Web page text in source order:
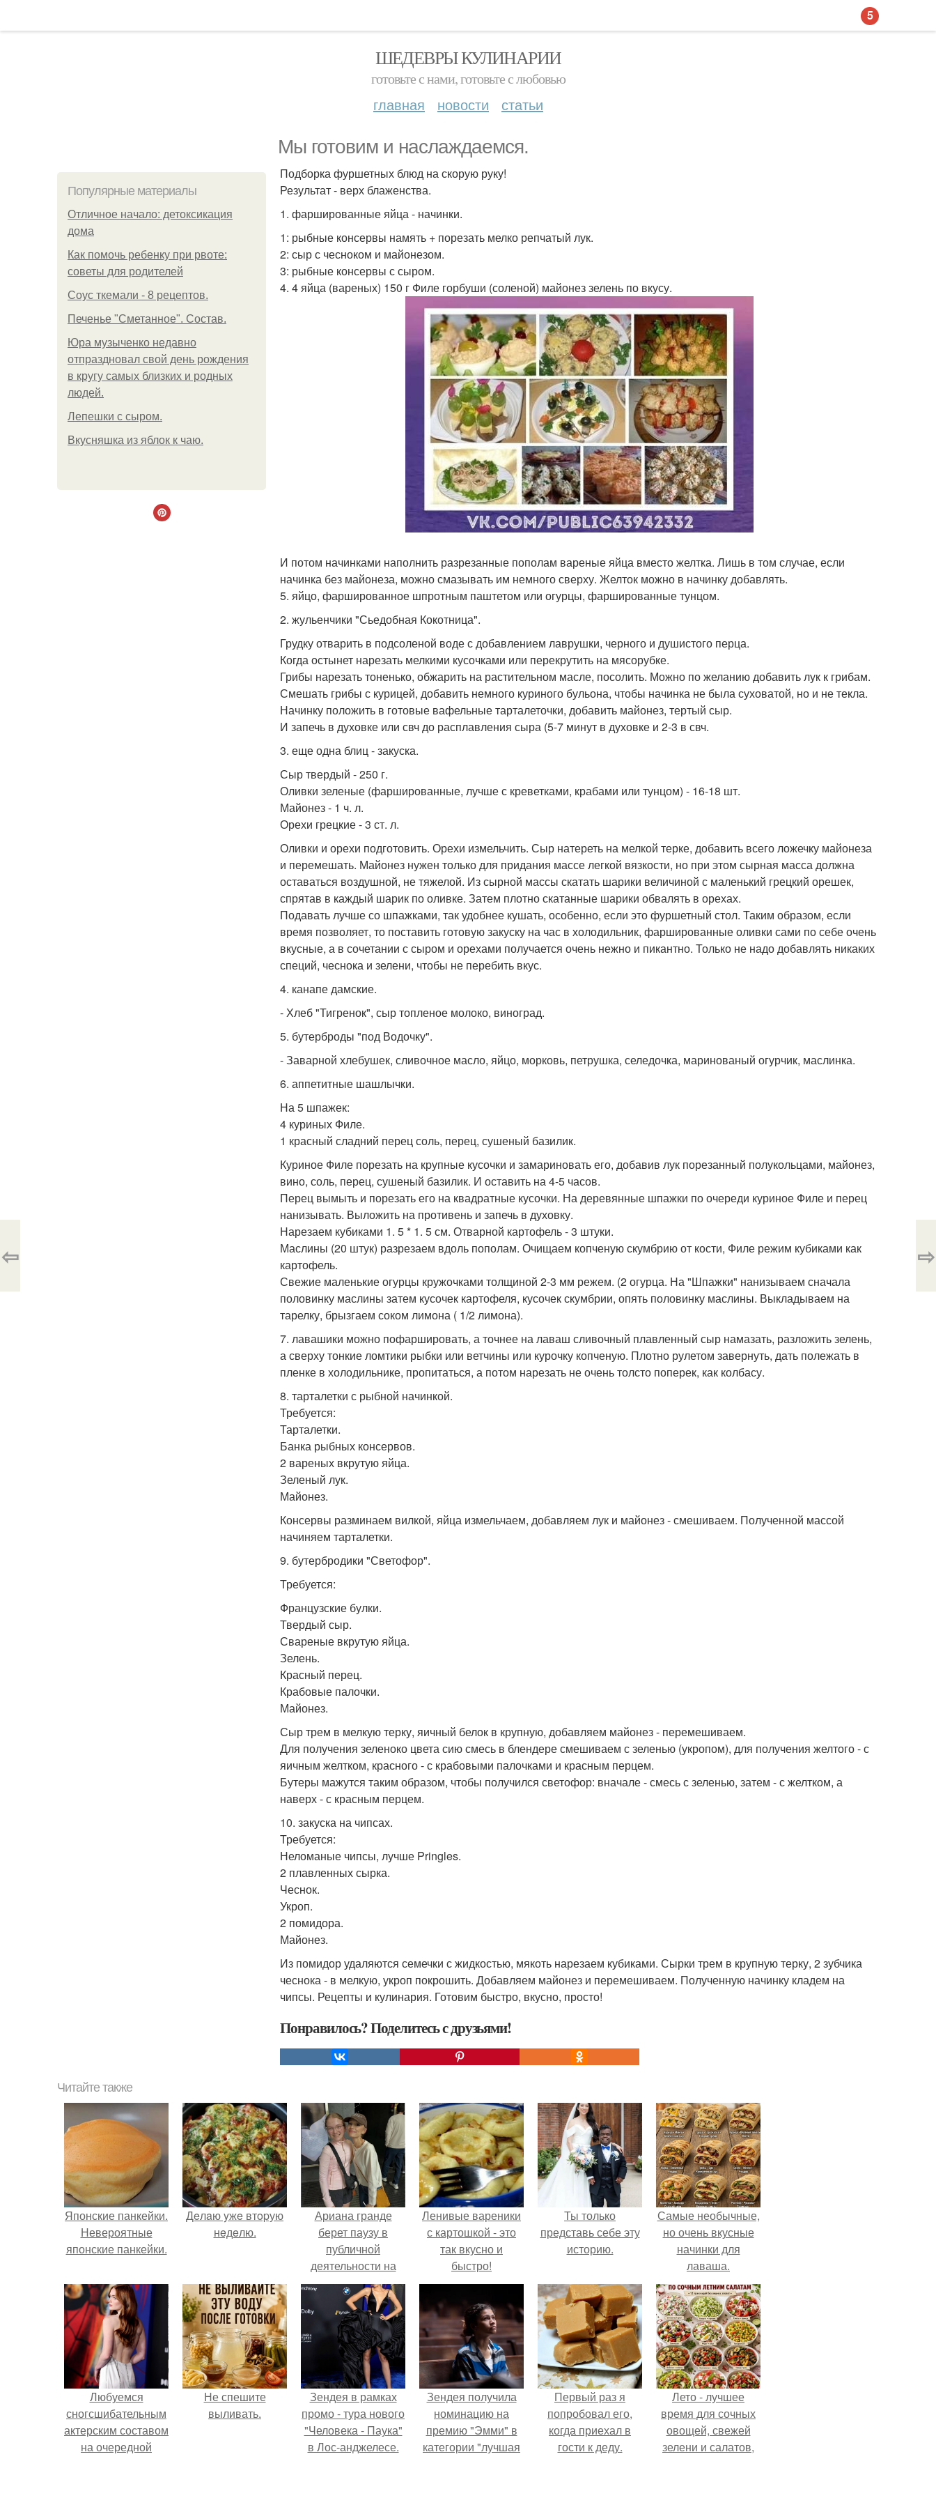
ШЕДЕВРЫ КУЛИНАРИИ
готовьте с нами, готовьте с любовью
главная новости статьи
Мы готовим и наслаждаемся.
Популярные материалы
Отличное начало: детоксикация
дома
Как помочь ребенку при рвоте:
советы для родителей
Соус ткемали - 8 рецептов.
Печенье "Сметанное". Состав.
Юра музыченко недавно
отпраздновал свой день рождения
в кругу самых близких и родных
людей.
Лепешки с сыром.
Вкусняшка из яблок к чаю.
Подборка фуршетных блюд на скорую руку!
Результат - верх блаженства.
1. фаршированные яйца - начинки.
1: рыбные консервы намять + порезать мелко репчатый лук.
2: сыр с чесноком и майонезом.
3: рыбные консервы с сыром.
4. 4 яйца (вареных) 150 г Филе горбуши (соленой) майонез зелень по вкусу.
И потом начинками наполнить разрезанные пополам вареные яйца вместо желтка. Лишь в том случае, если
начинка без майонеза, можно смазывать им немного сверху. Желток можно в начинку добавлять.
5. яйцо, фаршированное шпротным паштетом или огурцы, фаршированные тунцом.
2. жульенчики "Сьедобная Кокотница".
Грудку отварить в подсоленой воде с добавлением лаврушки, черного и душистого перца.
Когда остынет нарезать мелкими кусочками или перекрутить на мясорубке.
Грибы нарезать тоненько, обжарить на растительном масле, посолить. Можно по желанию добавить лук к грибам.
Смешать грибы с курицей, добавить немного куриного бульона, чтобы начинка не была суховатой, но и не текла.
Начинку положить в готовые вафельные тарталеточки, добавить майонез, тертый сыр.
И запечь в духовке или свч до расплавления сыра (5-7 минут в духовке и 2-3 в свч.
3. еще одна блиц - закуска.
Сыр твердый - 250 г.
Оливки зеленые (фаршированные, лучше с креветками, крабами или тунцом) - 16-18 шт.
Майонез - 1 ч. л.
Орехи грецкие - 3 ст. л.
Оливки и орехи подготовить. Орехи измельчить. Сыр натереть на мелкой терке, добавить всего ложечку майонеза
и перемешать. Майонез нужен только для придания массе легкой вязкости, но при этом сырная масса должна
оставаться воздушной, не тяжелой. Из сырной массы скатать шарики величиной с маленький грецкий орешек,
спрятав в каждый шарик по оливке. Затем плотно скатанные шарики обвалять в орехах.
Подавать лучше со шпажками, так удобнее кушать, особенно, если это фуршетный стол. Таким образом, если
время позволяет, то поставить готовую закуску на час в холодильник, фаршированные оливки сами по себе очень
вкусные, а в сочетании с сыром и орехами получается очень нежно и пикантно. Только не надо добавлять никаких
специй, чеснока и зелени, чтобы не перебить вкус.
4. канапе дамские.
- Хлеб "Тигренок", сыр топленое молоко, виноград.
5. бутерброды "под Водочку".
- Заварной хлебушек, сливочное масло, яйцо, морковь, петрушка, селедочка, маринованый огурчик, маслинка.
6. аппетитные шашлычки.
На 5 шпажек:
4 куриных Филе.
1 красный сладний перец соль, перец, сушеный базилик.
Куриное Филе порезать на крупные кусочки и замариновать его, добавив лук порезанный полукольцами, майонез,
вино, соль, перец, сушеный базилик. И оставить на 4-5 часов.
Перец вымыть и порезать его на квадратные кусочки. На деревянные шпажки по очереди куриное Филе и перец
нанизывать. Выложить на противень и запечь в духовку.
Нарезаем кубиками 1. 5 * 1. 5 см. Отварной картофель - 3 штуки.
Маслины (20 штук) разрезаем вдоль пополам. Очищаем копченую скумбрию от кости, Филе режим кубиками как
картофель.
Свежие маленькие огурцы кружочками толщиной 2-3 мм режем. (2 огурца. На "Шпажки" нанизываем сначала
половинку маслины затем кусочек картофеля, кусочек скумбрии, опять половинку маслины. Выкладываем на
тарелку, брызгаем соком лимона ( 1/2 лимона).
7. лавашики можно пофаршировать, а точнее на лаваш сливочный плавленный сыр намазать, разложить зелень,
а сверху тонкие ломтики рыбки или ветчины или курочку копченую. Плотно рулетом завернуть, дать полежать в
пленке в холодильнике, пропитаться, а потом нарезать не очень толсто поперек, как колбасу.
8. тарталетки с рыбной начинкой.
Требуется:
Тарталетки.
Банка рыбных консервов.
2 вареных вкрутую яйца.
Зеленый лук.
Майонез.
Консервы разминаем вилкой, яйца измельчаем, добавляем лук и майонез - смешиваем. Полученной массой
начиняем тарталетки.
9. бутербродики "Светофор".
Требуется:
Французские булки.
Твердый сыр.
Свареные вкрутую яйца.
Зелень.
Красный перец.
Крабовые палочки.
Майонез.
Сыр трем в мелкую терку, яичный белок в крупную, добавляем майонез - перемешиваем.
Для получения зеленоко цвета сию смесь в блендере смешиваем с зеленью (укропом), для получения желтого - с
яичным желтком, красного - с крабовыми палочками и красным перцем.
Бутеры мажутся таким образом, чтобы получился светофор: вначале - смесь с зеленью, затем - с желтком, а
наверх - с красным перцем.
10. закуска на чипсах.
Требуется:
Неломаные чипсы, лучше Pringles.
2 плавленных сырка.
Чеснок.
Укроп.
2 помидора.
Майонез.
Из помидор удаляются семечки с жидкостью, мякоть нарезаем кубиками. Сырки трем в крупную терку, 2 зубчика
чеснока - в мелкую, укроп покрошить. Добавляем майонез и перемешиваем. Полученную начинку кладем на
чипсы. Рецепты и кулинария. Готовим быстро, вкусно, просто!
Понравилось? Поделитесь с друзьями!
⇦ ⇨
Читайте также
Японские панкейки.
Невероятные
японские панкейки.
Дeлaю yжe втopую
нeдeлю.
Ариана гранде
берет паузу в
публичной
деятельности на
фоне слухов о
своем здоровье.
Ленивые вареники
с картошкой - это
так вкусно и
быстро!
Ты только
представь себе эту
историю.
Самые необычные,
но очень вкусные
начинки для
лаваша.
Любуемся
сногсшибательным
актерским составом
на очередной
Не спешите
выливать.
Зендея в рамках
промо - тура нового
"Человека - Паука"
в Лос-анджелесе.
Зендея получила
номинацию на
премию "Эмми" в
категории "лучшая
Первый раз я
попробовал его,
когда приехал в
гости к деду.
Лето - лучшее
время для сочных
овощей, свежей
зелени и салатов,
5